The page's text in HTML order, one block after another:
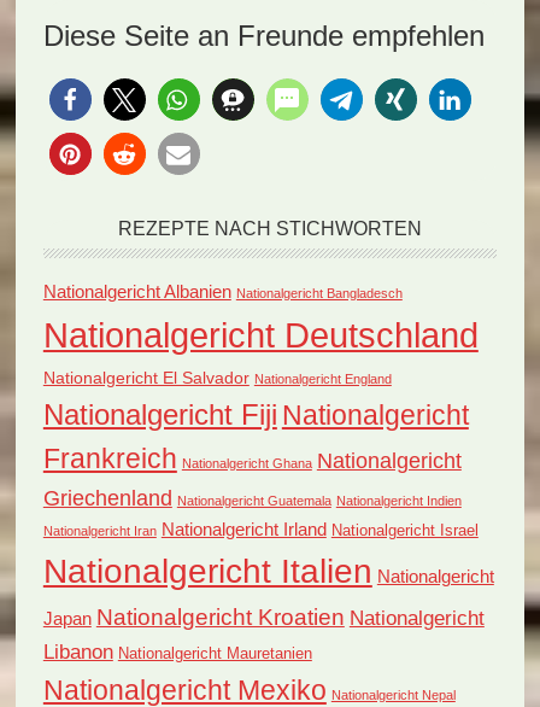
Diese Seite an Freunde empfehlen
REZEPTE NACH STICHWORTEN
Nationalgericht Albanien Nationalgericht Bangladesch
Nationalgericht Deutschland
Nationalgericht El Salvador Nationalgericht England
Nationalgericht Fiji Nationalgericht
Frankreich Nationalgericht Ghana Nationalgericht
Griechenland Nationalgericht Guatemala Nationalgericht Indien
Nationalgericht Iran Nationalgericht Irland Nationalgericht Israel
Nationalgericht Italien Nationalgericht
Japan Nationalgericht Kroatien Nationalgericht
Libanon Nationalgericht Mauretanien
Nationalgericht Mexiko Nationalgericht Nepal